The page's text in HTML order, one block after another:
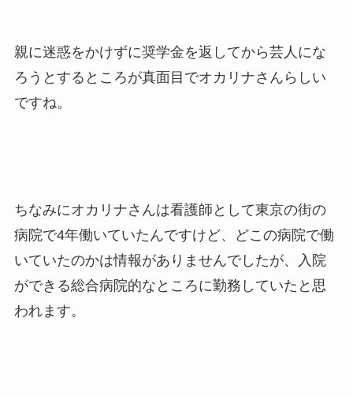
親に迷惑をかけずに奨学金を返してから芸人にな
ろうとするところが真面目でオカリナさんらしい
ですね。
ちなみにオカリナさんは看護師として東京の街の
病院で4年働いていたんですけど、どこの病院で働
いていたのかは情報がありませんでしたが、入院
ができる総合病院的なところに勤務していたと思
われます。